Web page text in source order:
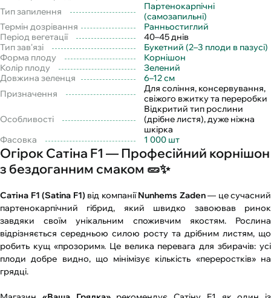
Тип запилення
Партенокарпічні
(самозапильні)
Термін дозрівання
Ранньостиглий
Період вегетації
40–45 днів
Тип зав'язі
Букетний (2–3 плоди в пазусі)
Форма плоду
Корнішон
Колір плоду
Зелений
Довжина зеленця
6–12 см
Призначення
Для соління, консервування,
свіжого вжитку та переробки
Особливості
Відкритий тип рослини
(дрібне листя), дуже ніжна
шкірка
Фасовка
1 000 шт
Огірок Сатіна F1 — Професійний корнішон
з бездоганним смаком 🥒✨
Сатіна F1 (Satina F1)від компаніїNunhems Zaden— це сучасний
партенокарпічний гібрид, який швидко завоював ринок
завдяки своїм унікальним споживчим якостям. Рослина
відрізняється середньою силою росту та дрібним листям, що
робить кущ «прозорим». Це велика перевага для збирачів: усі
плоди добре видно, що мінімізує кількість «переростків» на
грядці.